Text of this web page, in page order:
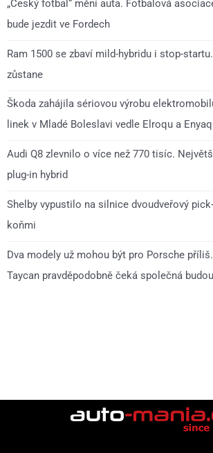
„Český fotbal“ mění auta. Fotbalová
bude jezdit ve Fordech
Ram 1500 se zbaví mild-hybridu i stop-
zůstane
Škoda zahájila sériovou výrobu
linek v Mladé Boleslavi vedle Elroqu a
Audi Q8 zlevnilo o více než 770 tisíc.
plug-in hybrid
Shelby vypustilo na silnice dvoudveřový
koňmi
Dva modely už mohou být pro Porsche
Taycan pravděpodobně čeká společná